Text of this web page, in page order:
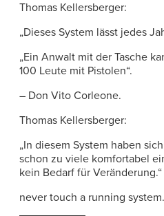
Thomas Kellersberger:
„Dieses System lässt jedes
„Ein Anwalt mit der Tasche
100 Leute mit Pistolen“.
– Don Vito Corleone.
Thomas Kellersberger:
„In diesem System haben
schon zu viele komfortabel
kein Bedarf für Veränderung.“
never touch a running system.